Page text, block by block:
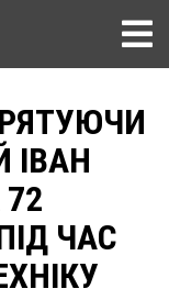
ІВАН
ЧАС